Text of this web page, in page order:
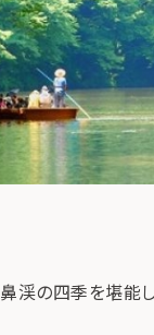
渓の四季を堪能